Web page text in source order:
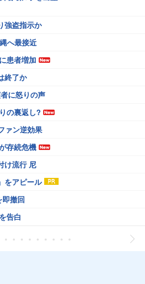
強盗指示か
へ最接近
患者増加
終了か
に怒りの声
の裏返し?
ァン逆効果
存続危機
け流行 尼
をアピール
撤回
告白